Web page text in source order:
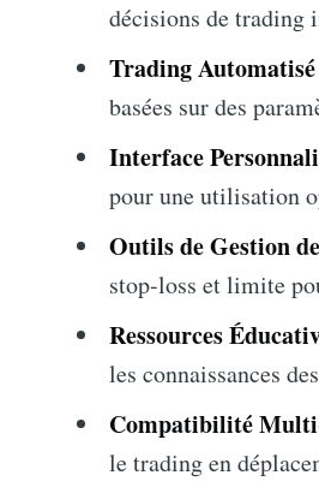
décisions de trading
Trading
basées sur des
Interface
pour une utilisation
Outils de Gestion
stop-loss et limite
Ressources
les connaissances
Compatibilité
le trading en